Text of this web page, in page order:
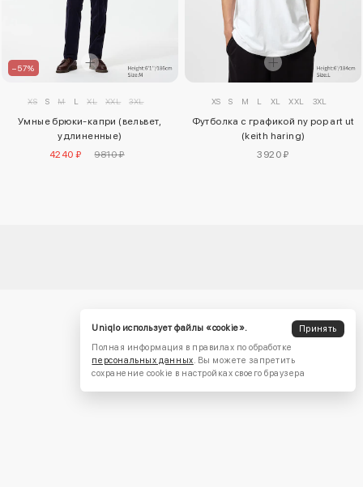
–57%
XS S M L XL XXL 3XL
Умные брюки-капри (вельвет,
удлиненные)
4240 ₽
9810 ₽
XS S M L XL XXL 3XL
Футболка с графикой ny pop art ut
(keith haring)
3920 ₽
Uniqlo использует файлы «cookie».
Принять
Полная информация в правилах по обработке
персональных данных. Вы можете запретить
сохранение cookie в настройках своего браузера